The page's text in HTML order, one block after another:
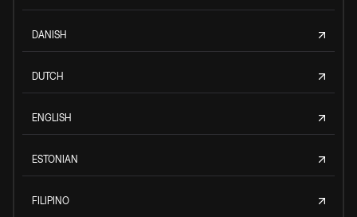
DANISH
DUTCH
ENGLISH
ESTONIAN
FILIPINO